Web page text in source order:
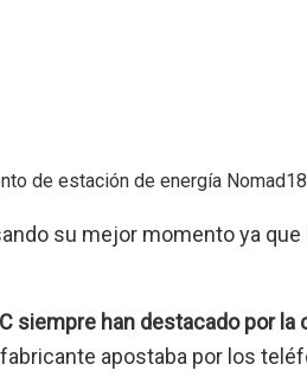
de estación de energía
su mejor momento ya
siempre han destacado por
apostaba por los